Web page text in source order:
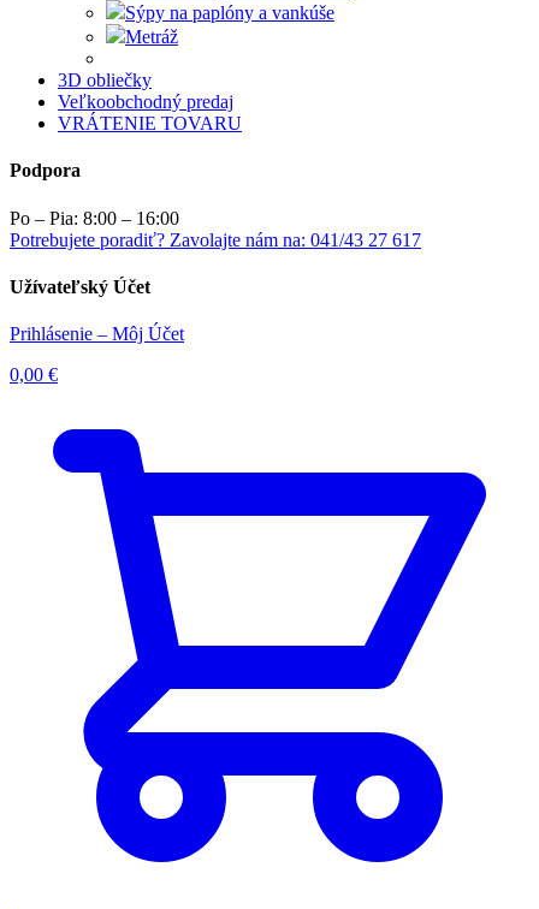
Sýpy na paplóny a vankúše
Metráž
3D obliečky
Veľkoobchodný predaj
VRÁTENIE TOVARU
Podpora
Po – Pia: 8:00 – 16:00
Potrebujete poradiť? Zavolajte nám na: 041/43 27 617
Užívateľský Účet
Prihlásenie – Môj Účet
0,00 €